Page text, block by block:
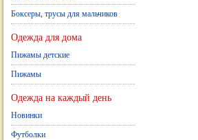
Боксеры, трусы для мальчиков
Одежда для дома
Пижамы детские
Пижамы
Одежда на каждый день
Новинки
Футболки